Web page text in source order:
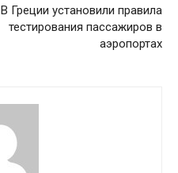
В Греции установили правила
тестирования пассажиров в
аэропортах